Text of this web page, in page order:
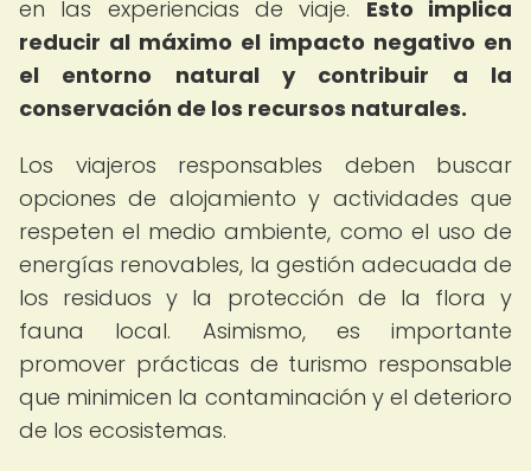
en las experiencias de viaje. Esto implica
reducir al máximo el impacto negativo en
el entorno natural y contribuir a la
conservación de los recursos naturales.
Los viajeros responsables deben buscar
opciones de alojamiento y actividades que
respeten el medio ambiente, como el uso de
energías renovables, la gestión adecuada de
los residuos y la protección de la flora y
fauna local. Asimismo, es importante
promover prácticas de turismo responsable
que minimicen la contaminación y el deterioro
de los ecosistemas.